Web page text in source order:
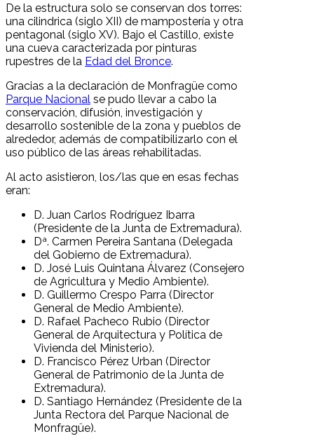
De la estructura solo se conservan dos torres:
una cilindrica (siglo XII) de mampostería y otra
pentagonal (siglo XV). Bajo el Castillo, existe
una cueva caracterizada por pinturas
rupestres de la Edad del Bronce.
Gracias a la declaración de Monfragüe como
Parque Nacional se pudo llevar a cabo la
conservación, difusión, investigación y
desarrollo sostenible de la zona y pueblos de
alrededor, además de compatibilizarlo con el
uso público de las áreas rehabilitadas.
Al acto asistieron, los/las que en esas fechas
eran:
D. Juan Carlos Rodríguez Ibarra
(Presidente de la Junta de Extremadura).
Dª. Carmen Pereira Santana (Delegada
del Gobierno de Extremadura).
D. José Luis Quintana Álvarez (Consejero
de Agricultura y Medio Ambiente).
D. Guillermo Crespo Parra (Director
General de Medio Ambiente).
D. Rafael Pacheco Rubio (Director
General de Arquitectura y Política de
Vivienda del Ministerio).
D. Francisco Pérez Urban (Director
General de Patrimonio de la Junta de
Extremadura).
D. Santiago Hernández (Presidente de la
Junta Rectora del Parque Nacional de
Monfragüe).